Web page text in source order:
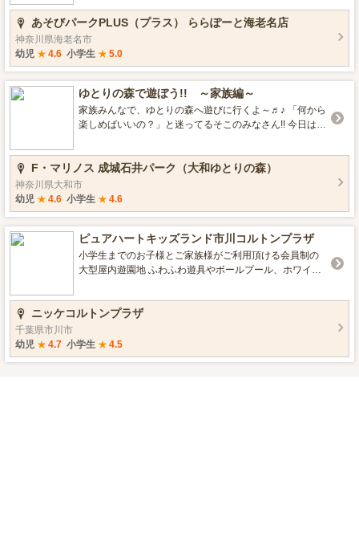
チックで思いっきり楽しもう♪
あそびパークPLUS（プラス） ららぽーと海老名店
神奈川県海老名市
幼児 ★ 4.6 小学生 ★ 5.0
ゆとりの森で遊ぼう!! ～家族編～
家族みんなで、ゆとりの森へ遊びに行くよ～♬♪ 「何から
楽しめばいいの？」と迷ってるそこのみなさん!! 今日は、
ひ、最後までお付き合いください（＾Ａ＾）/
F・マリノス 成城石井パーク（大和ゆとりの森）
神奈川県大和市
幼児 ★ 4.6 小学生 ★ 4.6
ピュアハートキッズランド市川コルトンプラザ
小学生までのお子様とご家族様がご利用頂ける会員制の
大型屋内遊園地 ふわふわ遊具やボールプール、ホワイト
きなコスチュームにお着替えをして撮影ができるフォト
スタジオなど、様々アトラクションが楽しめる会員制の
ものとなっています。 イベント広場では絵本の読み聞か
せやリズム体操といった楽しいイベントが行われます。
ニッケコルトンプラザ
千葉県市川市
幼児 ★ 4.7 小学生 ★ 4.5